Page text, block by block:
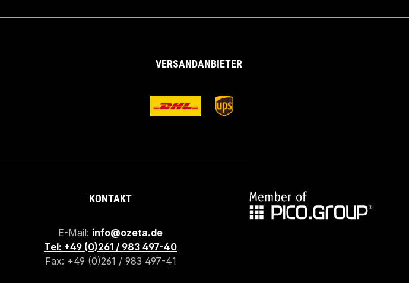
VERSANDANBIETER
KONTAKT
E-Mail: info@ozeta.de
Tel: +49 (0)261 / 983 497-40
Fax: +49 (0)261 / 983 497-41